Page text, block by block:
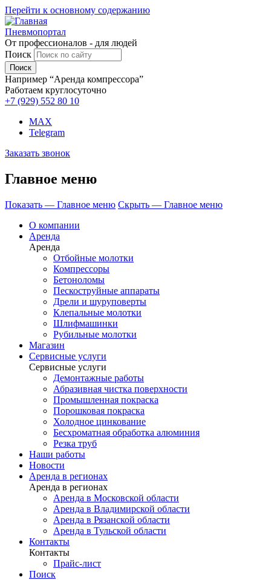
Перейти к основному содержанию
Пневмопортал
От профессионалов - для людей
Поиск
Например “Аренда компрессора”
Работаем круглосуточно
+7 (929) 552 80 10
MAX
Telegram
Заказать звонок
Главное меню
Показать — Главное меню Скрыть — Главное меню
О компании
Аренда
Аренда
Отбойные молотки
Компрессоры
Бетоноломы
Пескоструйные аппараты
Дрели и шуруповерты
Клепальные молотки
Шлифмашинки
Рубильные молотки
Магазин
Сервисные услуги
Сервисные услуги
Демонтажные работы
Абразивная чистка поверхности
Промышленная покраска
Порошковая покраска
Холодное цинкование
Бесхроматная обработка алюминия
Резка труб
Наши работы
Новости
Аренда в регионах
Аренда в регионах
Аренда в Московской области
Аренда в Владимирской области
Аренда в Рязанской области
Аренда в Тульской области
Контакты
Контакты
Прайс-лист
Поиск